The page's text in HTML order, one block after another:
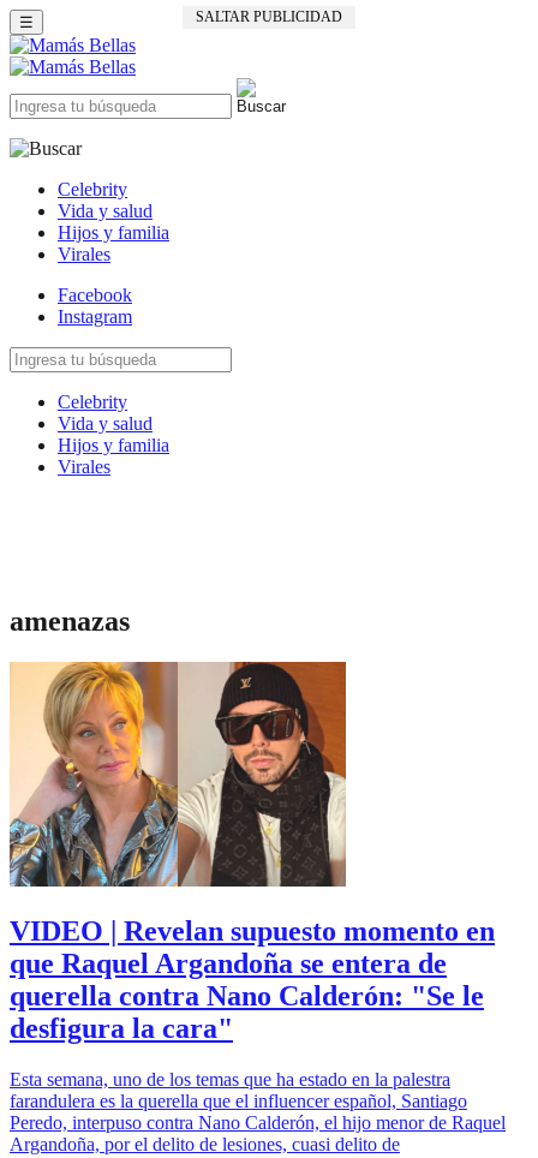
SALTAR PUBLICIDAD
☰
Celebrity
Vida y salud
Hijos y familia
Virales
Facebook
Instagram
Celebrity
Vida y salud
Hijos y familia
Virales
amenazas
VIDEO | Revelan supuesto momento en
que Raquel Argandoña se entera de
querella contra Nano Calderón: "Se le
desfigura la cara"
Esta semana, uno de los temas que ha estado en la palestra
farandulera es la querella que el influencer español, Santiago
Peredo, interpuso contra Nano Calderón, el hijo menor de Raquel
Argandoña, por el delito de lesiones, cuasi delito de